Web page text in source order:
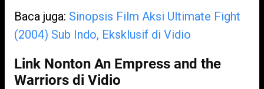
Baca juga: Sinopsis Film Aksi Ultimate Fight
(2004) Sub Indo, Eksklusif di Vidio
Link Nonton An Empress and the
Warriors di Vidio